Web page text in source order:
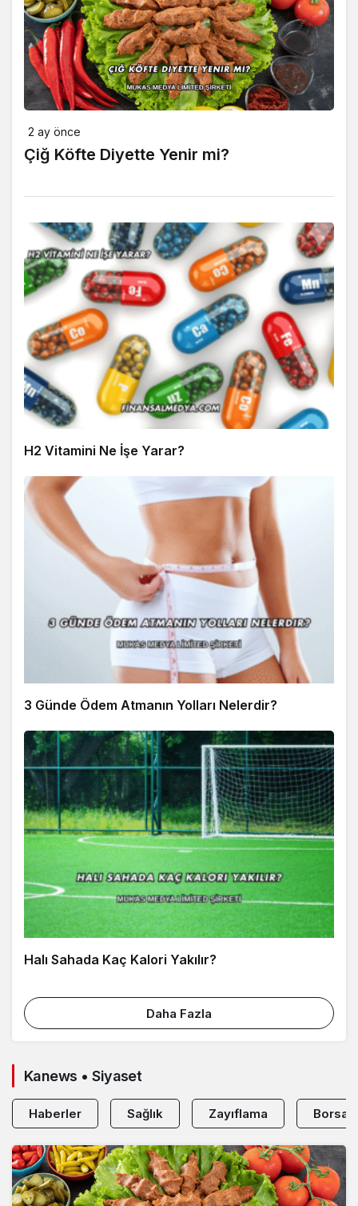
2 ay önce
Çiğ Köfte Diyette Yenir mi?
H2 Vitamini Ne İşe Yarar?
3 Günde Ödem Atmanın Yolları Nelerdir?
Halı Sahada Kaç Kalori Yakılır?
Daha Fazla
Kanews • Siyaset
Haberler Sağlık Zayıflama Borsa